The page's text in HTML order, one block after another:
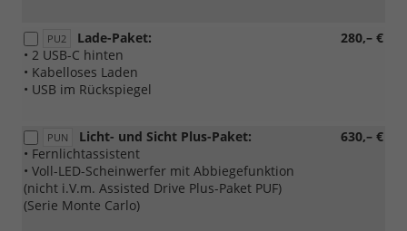
PU2 280,– €
Lade-Paket:
• 2 USB-C hinten
• Kabelloses Laden
• USB im Rückspiegel
PUN 630,– €
Licht- und Sicht Plus-Paket:
• Fernlichtassistent
• Voll-LED-Scheinwerfer mit Abbiegefunktion
(nicht i.V.m. Assisted Drive Plus-Paket PUF)
(Serie Monte Carlo)